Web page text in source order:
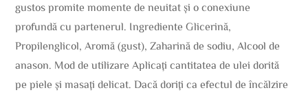
gustos promite momente de neuitat și o conexiune
profundă cu partenerul. Ingrediente Glicerină,
Propilenglicol, Aromă (gust), Zaharină de sodiu, Alcool de
anason. Mod de utilizare Aplicați cantitatea de ulei dorită
pe piele și masați delicat. Dacă doriți ca efectul de încălzire